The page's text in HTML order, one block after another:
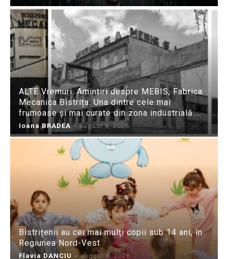
ALTE Vremuri. Amintiri despre MEBIS, Fabrica
Mecanica Bistrița: Una dintre cele mai
frumoase și mai curate din zona industrială:...
Ioana BRADEA - august 8, 2026
Bistrițenii au cei mai mulți copii sub 14 ani, în
Regiunea Nord-Vest
Flavia DANCIU - august 8, 2026